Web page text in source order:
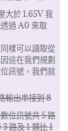
大於 1.65V 我
過 A0 來取
樣可以讀取從
這在我們規劃
訊號，我們就
輸出串接到 8
位訊號共 5 路
路及 1 類比 1